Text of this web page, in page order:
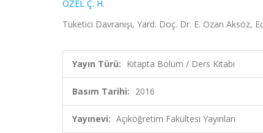
ÖZEL Ç. H.
Tüketici Davranışı, Yard. Doç. Dr. E. Ozan Aksöz,
Yayın Türü: Kitapta Bölüm / Ders Kitabı
Basım Tarihi: 2016
Yayınevi: Açıköğretim Fakültesi Yayınları